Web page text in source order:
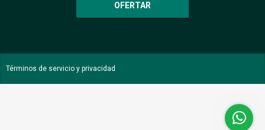
OFERTAR
Términos de servicio y privacidad